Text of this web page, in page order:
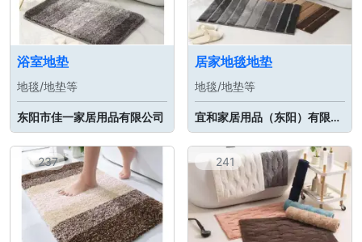
浴室地垫
地毯/地垫等
东阳市佳一家居用品有限公司
居家地毯地垫
地毯/地垫等
宜和家居用品（东阳）有限公司
237 241